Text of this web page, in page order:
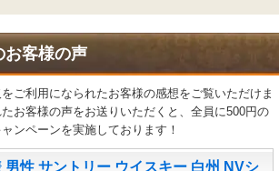
お客様の声
ご利用になられたお客様の感想をご覧いただけま
お客様の声をお送りいただくと、全員に500円の
ンペーンを実施しております！
男性 サントリー ウイスキー 白州 NVシ